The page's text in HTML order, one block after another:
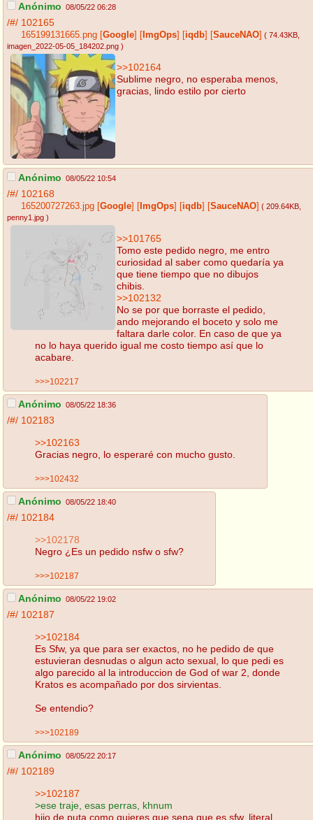
Anónimo 08/05/22 06:28
/#/ 102165
165199131665.png Google ImgOps iqdb SauceNAO ( 74.43KB
imagen_2022-05-05_184202.png )
>>102164
Sublime negro, no esperaba menos,
gracias, lindo estilo por cierto
Anónimo 08/05/22 10:54
/#/ 102168
165200727263.jpg Google ImgOps iqdb SauceNAO ( 209.64KB
penny1.jpg )
>>101765
Tomo este pedido negro, me entro
curiosidad al saber como quedaría ya
que tiene tiempo que no dibujos
chibis.
>>102132
No se por que borraste el pedido,
ando mejorando el boceto y solo me
faltara darle color. En caso de que ya
no lo haya querido igual me costo tiempo así que lo
acabare.
>>>102217
Anónimo 08/05/22 18:36
/#/ 102183
>>102163
Gracias negro, lo esperaré con mucho gusto.
>>>102432
Anónimo 08/05/22 18:40
/#/ 102184
>>102178
Negro ¿Es un pedido nsfw o sfw?
>>>102187
Anónimo 08/05/22 19:02
/#/ 102187
>>102184
Es Sfw, ya que para ser exactos, no he pedido de que
estuvieran desnudas o algun acto sexual, lo que pedi es
algo parecido al la introduccion de God of war 2, donde
Kratos es acompañado por dos sirvientas.
Se entendio?
>>>102189
Anónimo 08/05/22 20:17
/#/ 102189
>>102187
>ese traje, esas perras, khnum
hijo de puta como quieres que sepa que es sfw, literal